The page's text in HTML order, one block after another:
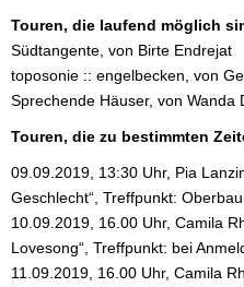
Touren, die laufend möglich
Südtangente, von Birte Endrejat
toposonie :: engelbecken, von
Sprechende Häuser, von Wanda
Touren, die zu bestimmten
09.09.2019, 13:30 Uhr, Pia
Geschlecht“, Treffpunkt:
10.09.2019, 16.00 Uhr, Camila
Lovesong“, Treffpunkt: bei
11.09.2019, 16.00 Uhr, Camila